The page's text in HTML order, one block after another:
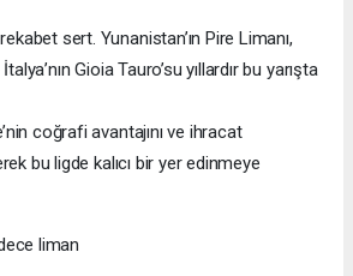
sert. Yunanistan’ın Pire Limanı,
İtalya’nın Gioia Tauro’su yıllardır bu yarışta
coğrafi avantajını ve ihracat
bu ligde kalıcı bir yer edinmeye
liman